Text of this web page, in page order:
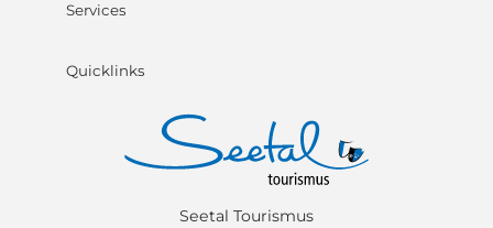
Services
Quicklinks
Seetal Tourismus